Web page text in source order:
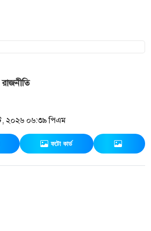
রাজনীতি
২০২৬ ০৬:৩৯ পিএম
ফটো কার্ড